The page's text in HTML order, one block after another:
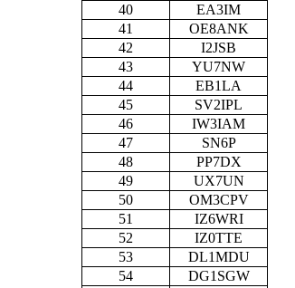
40
EA3IM
41
OE8ANK
42
I2JSB
43
YU7NW
44
EB1LA
45
SV2IPL
46
IW3IAM
47
SN6P
48
PP7DX
49
UX7UN
50
OM3CPV
51
IZ6WRI
52
IZ0TTE
53
DL1MDU
54
DG1SGW